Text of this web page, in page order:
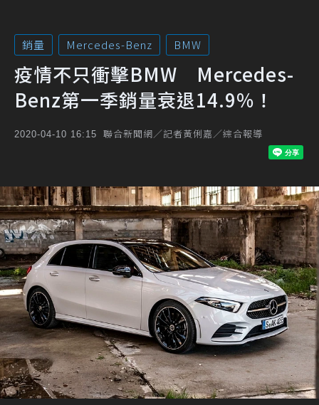
銷量 Mercedes-Benz BMW
疫情不只衝擊BMW Mercedes-
Benz第一季銷量衰退14.9%！
2020-04-10 16:15 聯合新聞網／記者黃俐嘉／綜合報導